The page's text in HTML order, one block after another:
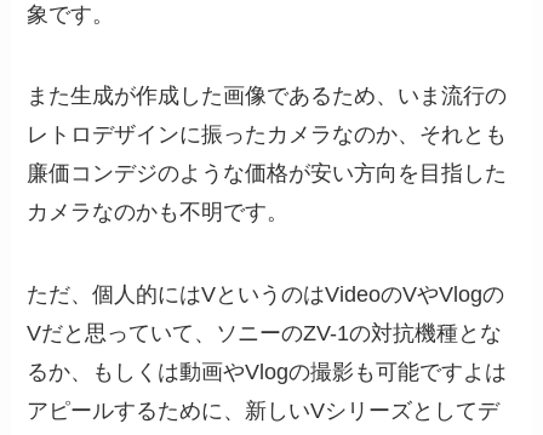
象です。
また生成が作成した画像であるため、いま流行の
レトロデザインに振ったカメラなのか、それとも
廉価コンデジのような価格が安い方向を目指した
カメラなのかも不明です。
ただ、個人的にはVというのはVideoのVやVlogの
Vだと思っていて、ソニーのZV-1の対抗機種とな
るか、もしくは動画やVlogの撮影も可能ですよは
アピールするために、新しいVシリーズとしてデ